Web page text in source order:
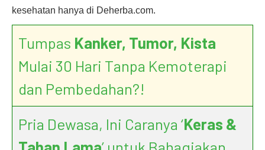
kesehatan hanya di Deherba.com.
Tumpas Kanker, Tumor, Kista
Mulai 30 Hari Tanpa Kemoterapi
dan Pembedahan?!
Pria Dewasa, Ini Caranya ‘Keras &